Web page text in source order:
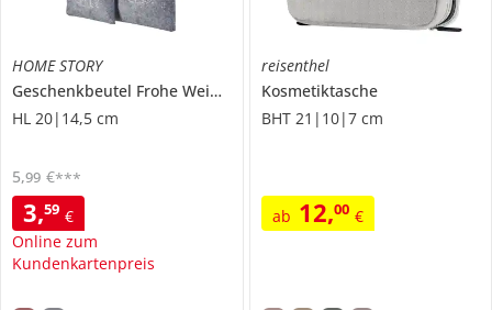
HOME STORY
Geschenkbeutel Frohe Weihnachten, 2er Set
HL 20|14,5 cm
3,59 €
Online zum
Kundenkartenpreis
5,99 €***
reisenthel
Kosmetiktasche
BHT 21|10|7 cm
ab 12,00 €